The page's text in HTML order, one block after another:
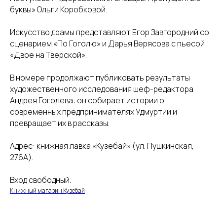
буквы» Ольги Коробковой.
Искусство драмы представляют Егор Завгородний со
сценарием «По Гоголю» и Дарья Верясова с пьесой
«Двое на Тверской».
В номере продолжают публиковать результаты
художественного исследования шеф-редактора
Андрея Гоголева: он собирает истории о
современных предпринимателях Удмуртии и
превращает их в рассказы.
Адрес: книжная лавка «Кузебай» (ул. Пушкинская,
276А).
Вход свободный.
Книжный магазин Кузебай